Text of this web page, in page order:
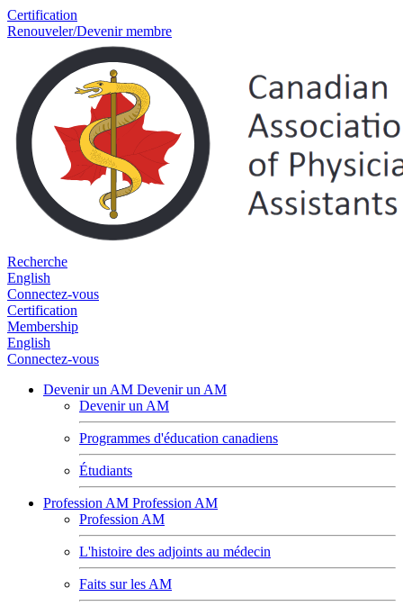
Certification
Renouveler/Devenir membre
Recherche
English
Connectez-vous
Certification
Membership
English
Connectez-vous
Devenir un AM Devenir un AM
Devenir un AM
Programmes d'éducation canadiens
Étudiants
Profession AM Profession AM
Profession AM
L'histoire des adjoints au médecin
Faits sur les AM